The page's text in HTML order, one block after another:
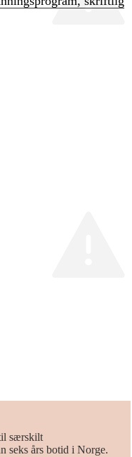
særskilt
seks års botid i Norge.